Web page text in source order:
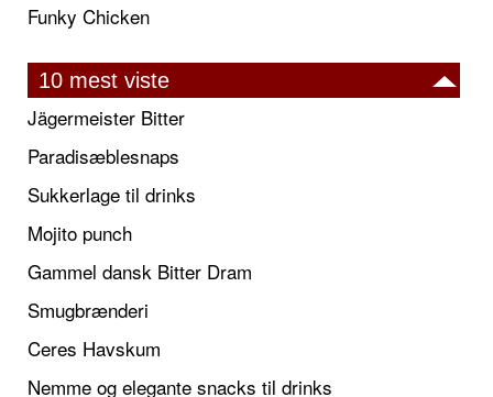
Funky Chicken
10 mest viste
Jägermeister Bitter
Paradisæblesnaps
Sukkerlage til drinks
Mojito punch
Gammel dansk Bitter Dram
Smugbrænderi
Ceres Havskum
Nemme og elegante snacks til drinks